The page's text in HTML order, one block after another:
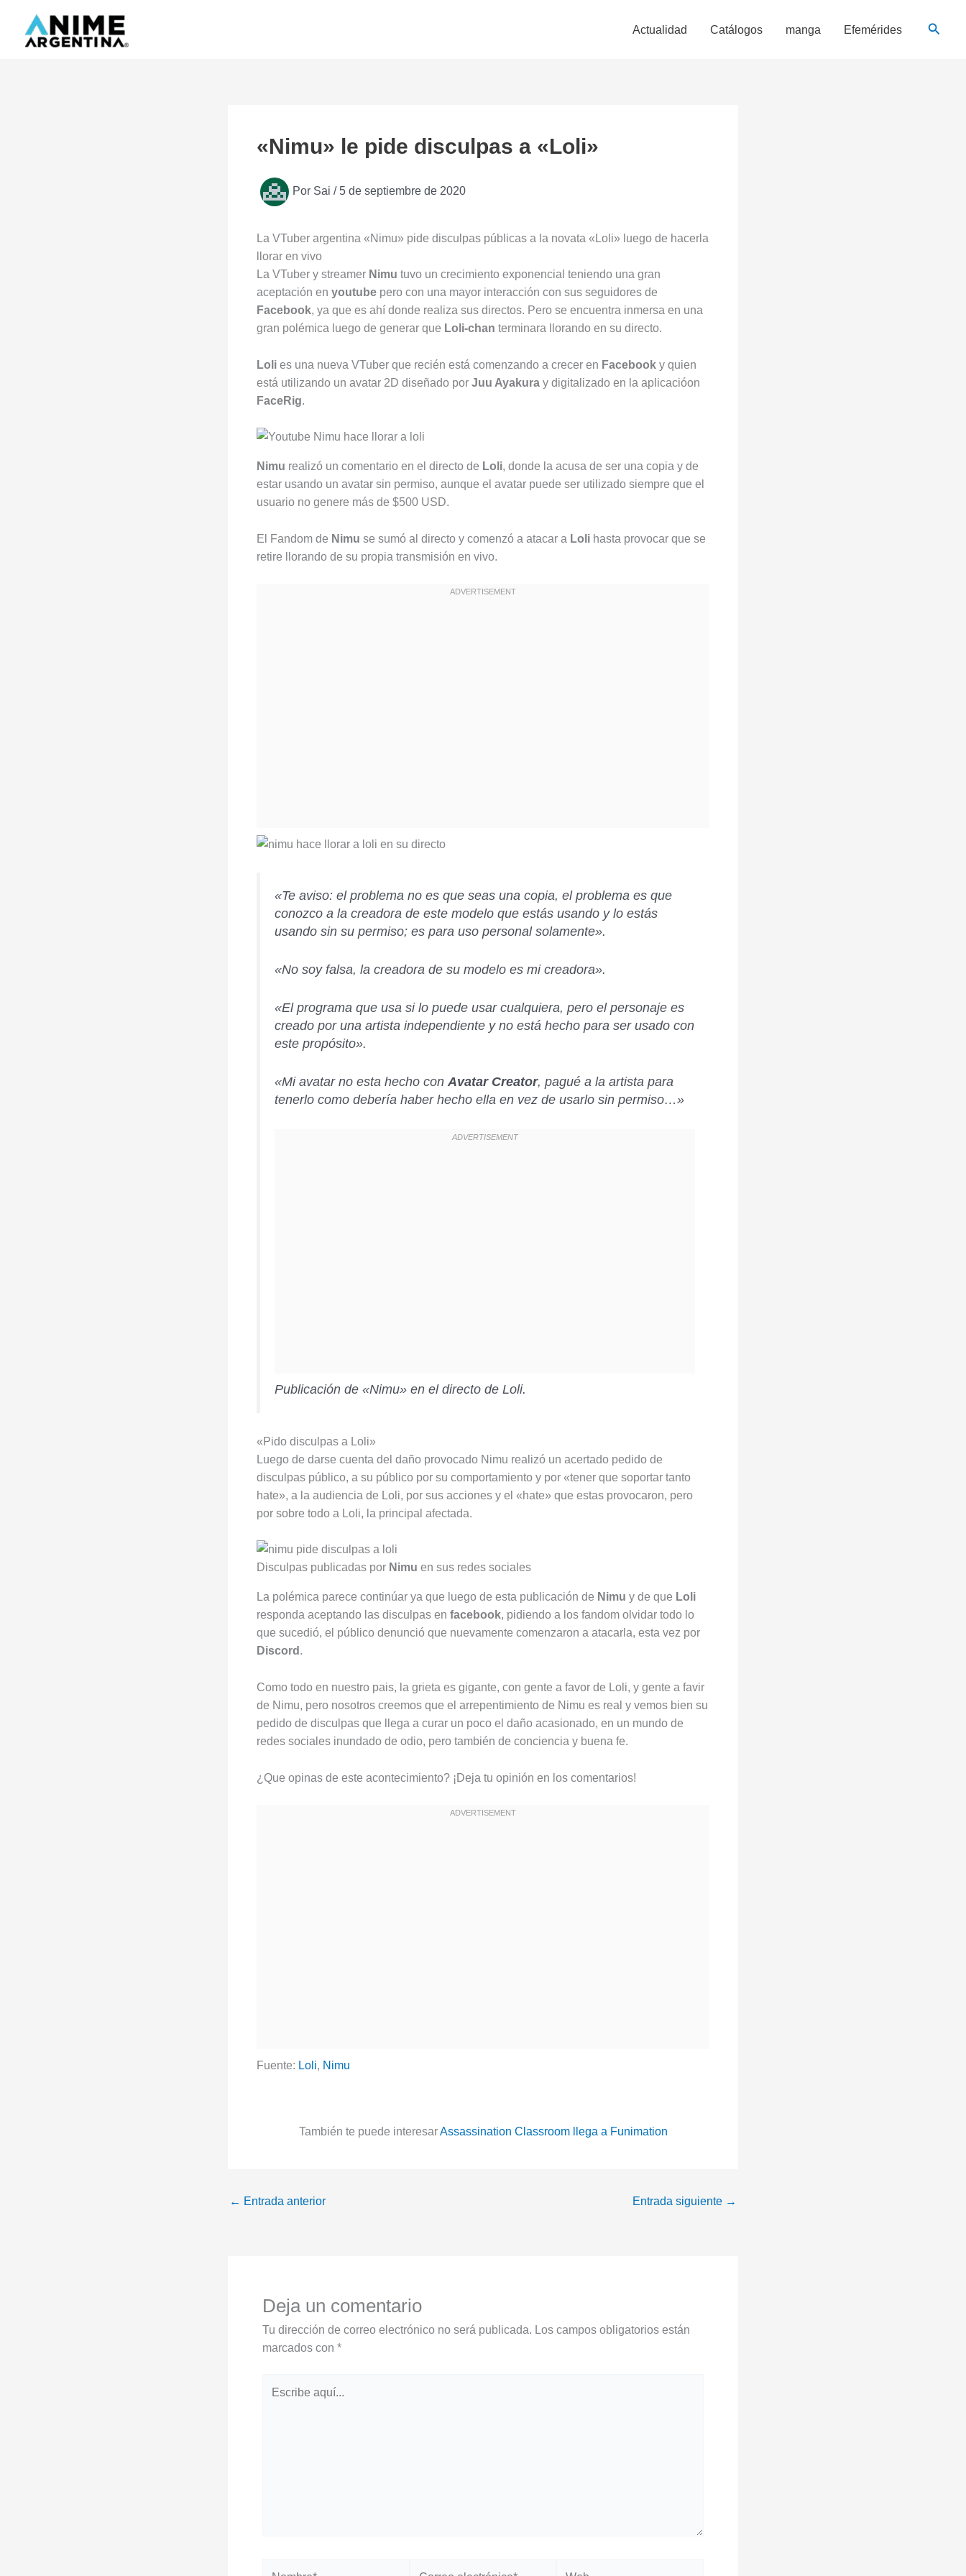
contenido
Actualidad Catálogos manga Efemérides
«Nimu» le pide disculpas a «Loli»
Por Sai / 5 de septiembre de 2020
La VTuber argentina «Nimu» pide disculpas públicas a la novata «Loli» luego de hacerla
llorar en vivo
La VTuber y streamer Nimu tuvo un crecimiento exponencial teniendo una gran
aceptación en youtube pero con una mayor interacción con sus seguidores de
Facebook, ya que es ahí donde realiza sus directos. Pero se encuentra inmersa en una
gran polémica luego de generar que Loli-chan terminara llorando en su directo.
Loli es una nueva VTuber que recién está comenzando a crecer en Facebook y quien
está utilizando un avatar 2D diseñado por Juu Ayakura y digitalizado en la aplicacióon
FaceRig.
Nimu realizó un comentario en el directo de Loli, donde la acusa de ser una copia y de
estar usando un avatar sin permiso, aunque el avatar puede ser utilizado siempre que el
usuario no genere más de $500 USD.
El Fandom de Nimu se sumó al directo y comenzó a atacar a Loli hasta provocar que se
retire llorando de su propia transmisión en vivo.
«Te aviso: el problema no es que seas una copia, el problema es que
conozco a la creadora de este modelo que estás usando y lo estás
usando sin su permiso; es para uso personal solamente».
«No soy falsa, la creadora de su modelo es mi creadora».
«El programa que usa si lo puede usar cualquiera, pero el personaje es
creado por una artista independiente y no está hecho para ser usado con
este propósito».
«Mi avatar no esta hecho con Avatar Creator, pagué a la artista para
tenerlo como debería haber hecho ella en vez de usarlo sin permiso…»
Publicación de «Nimu» en el directo de Loli.
«Pido disculpas a Loli»
Luego de darse cuenta del daño provocado Nimu realizó un acertado pedido de
disculpas público, a su público por su comportamiento y por «tener que soportar tanto
hate», a la audiencia de Loli, por sus acciones y el «hate» que estas provocaron, pero
por sobre todo a Loli, la principal afectada.
Disculpas publicadas por Nimu en sus redes sociales
La polémica parece continúar ya que luego de esta publicación de Nimu y de que Loli
responda aceptando las disculpas en facebook, pidiendo a los fandom olvidar todo lo
que sucedió, el público denunció que nuevamente comenzaron a atacarla, esta vez por
Discord .
Como todo en nuestro pais, la grieta es gigante, con gente a favor de Loli, y gente a favir
de Nimu, pero nosotros creemos que el arrepentimiento de Nimu es real y vemos bien su
pedido de disculpas que llega a curar un poco el daño acasionado, en un mundo de
redes sociales inundado de odio, pero también de conciencia y buena fe.
¿Que opinas de este acontecimiento? ¡Deja tu opinión en los comentarios!
Fuente: Loli, Nimu
También te puede interesarAssassination Classroom llega a Funimation
← Entrada anterior Entrada siguiente →
Deja un comentario
Tu dirección de correo electrónico no será publicada. Los campos obligatorios están
marcados con *
aquí...